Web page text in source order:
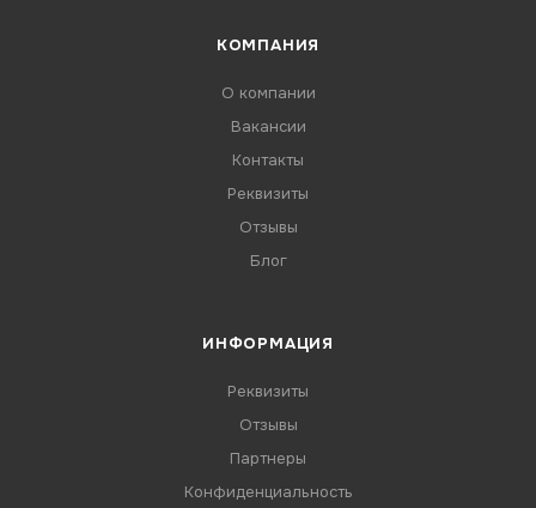
КОМПАНИЯ
О компании
Вакансии
Контакты
Реквизиты
Отзывы
Блог
ИНФОРМАЦИЯ
Реквизиты
Отзывы
Партнеры
Конфиденциальность